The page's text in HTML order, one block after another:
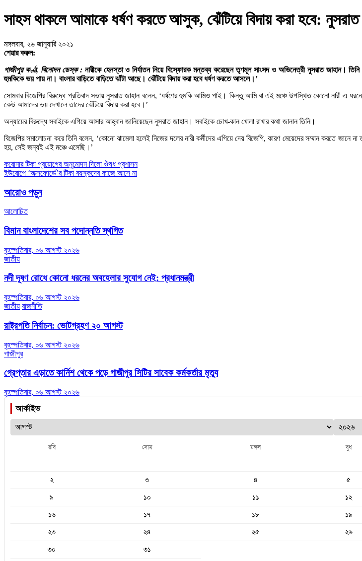
সাহস থাকলে আমাকে ধর্ষণ করতে আসুক, ঝেঁটিয়ে বিদায় করা হবে: নুসরাত
মঙ্গলবার, ২৬ জানুয়ারি ২০২১
শেয়ার করুন:
গাজীপুর কণ্ঠ, বিনোদন ডেস্ক : নারীকে হেনস্তা ও নির্যাতন নিয়ে বিস্ফোরক মন্তব্য করেছেন তৃণমূল সাংসদ ও অভিনেত্রী নুসরাত জাহান। তিনি
হুমকিকে ভয় পায় না। বাংলার বাড়িতে বাড়িতে ঝাঁটা আছে। ঝেঁটিয়ে বিদায় করা হবে ধর্ষণ করতে আসলে।’
সোমবার বিজেপির বিরুদ্ধে প্রতিবাদ সভায় নুসরাত জাহান বলেন, ‘ধর্ষণের হুমকি আমিও পাই। কিন্তু আমি বা এই মঞ্চে উপস্থিত কোনো নারী এ
কেউ আমাদের ভয় দেখালে তাদের ঝেঁটিয়ে বিদায় করা হবে।’
অন্যায়ের বিরুদ্ধে সবাইকে এগিয়ে আসার আহ্বান জানিয়েছেন নুসরাত জাহান। সবাইকে চোখ-কান খোলা রাখার কথা জানান তিনি।
বিজেপির সমালোচনা করে তিনি বলেন, ‘কোনো ঝামেলা হলেই নিজের দলের নারী কর্মীদের এগিয়ে দেয় বিজেপি, কারণ মেয়েদের সম্মান করতে
হয়, সেই জন্যই এই মঞ্চে এসেছি।’
Post
navigation
করোনার টিকা প্রয়োগের অনুমোদন দিলো ঔষধ প্রশাসন
ইউরোপে ‘অক্সফোর্ডে’র টিকা বয়স্কদের কাজে আসে না­
আরোও পড়ুন
আলোচিত
বিমান বাংলাদেশের সব পদোন্নতি স্থগিত
বৃহস্পতিবার, ০৬ আগস্ট ২০২৬
জাতীয়
নদী দূষণ রোধে কোনো ধরনের অবহেলার সুযোগ নেই: প্রধানমন্ত্রী
বৃহস্পতিবার, ০৬ আগস্ট ২০২৬
জাতীয় রাজনীতি
রাষ্ট্রপতি নির্বাচন: ভোটগ্রহণ ২০ আগস্ট
বৃহস্পতিবার, ০৬ আগস্ট ২০২৬
গাজীপুর
গ্রেপ্তার এড়াতে কার্নিশ থেকে পড়ে গাজীপুর সিটির সাবেক কর্মকর্তার মৃত্যু
বৃহস্পতিবার, ০৬ আগস্ট ২০২৬
আর্কাইভ
রবি সোম মঙ্গল বুধ
২
৩ ৪ ৫
৯
১০ ১১ ১২
১৬
১৭ ১৮ ১৯
২৩
২৪ ২৫ ২৬
৩০
৩১